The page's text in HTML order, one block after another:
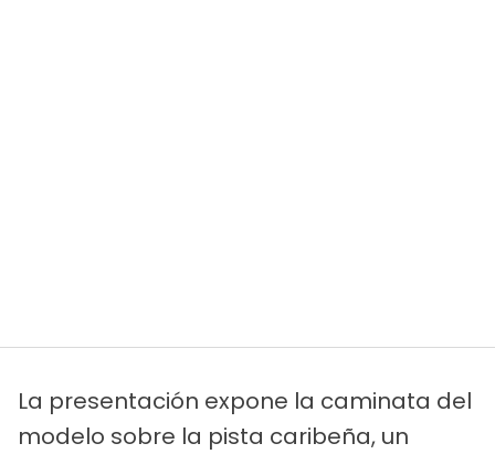
La presentación expone la caminata del
modelo sobre la pista caribeña, un